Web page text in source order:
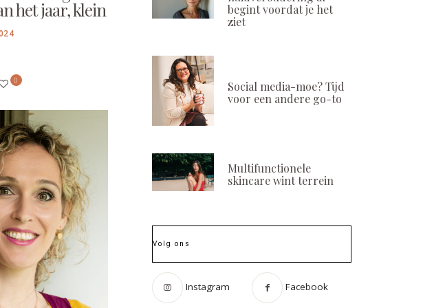
het jaar, klein
0
begint voordat je het
ziet
Social media-moe? Tijd
voor een andere go-to
Multifunctionele
skincare wint terrein
Volg ons
Instagram Facebook